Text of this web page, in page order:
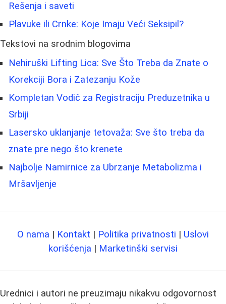
Rešenja i saveti
Plavuke ili Crnke: Koje Imaju Veći Seksipil?
Tekstovi na srodnim blogovima
Nehiruški Lifting Lica: Sve Što Treba da Znate o
Korekciji Bora i Zatezanju Kože
Kompletan Vodič za Registraciju Preduzetnika u
Srbiji
Lasersko uklanjanje tetovaža: Sve što treba da
znate pre nego što krenete
Najbolje Namirnice za Ubrzanje Metabolizma i
Mršavljenje
O nama | Kontakt | Politika privatnosti | Uslovi
korišćenja | Marketinški servisi
Urednici i autori ne preuzimaju nikakvu odgovornost